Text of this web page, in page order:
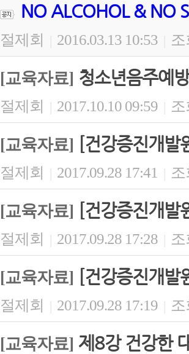
NO ALCOHOL & NO
절제회 2016.03.13 10:53 조
[교육자료] 청소년음주예
절제회 | 2017.10.10 09:59 | 조
[교육자료] [건강증진개
절제회 | 2017.09.28 17:41 | 조
[교육자료] [건강증진개
절제회 | 2017.09.28 17:28 | 조
[교육자료] [건강증진개
절제회 | 2017.09.28 17:19 | 조
[교육자료] 제8강 건강한